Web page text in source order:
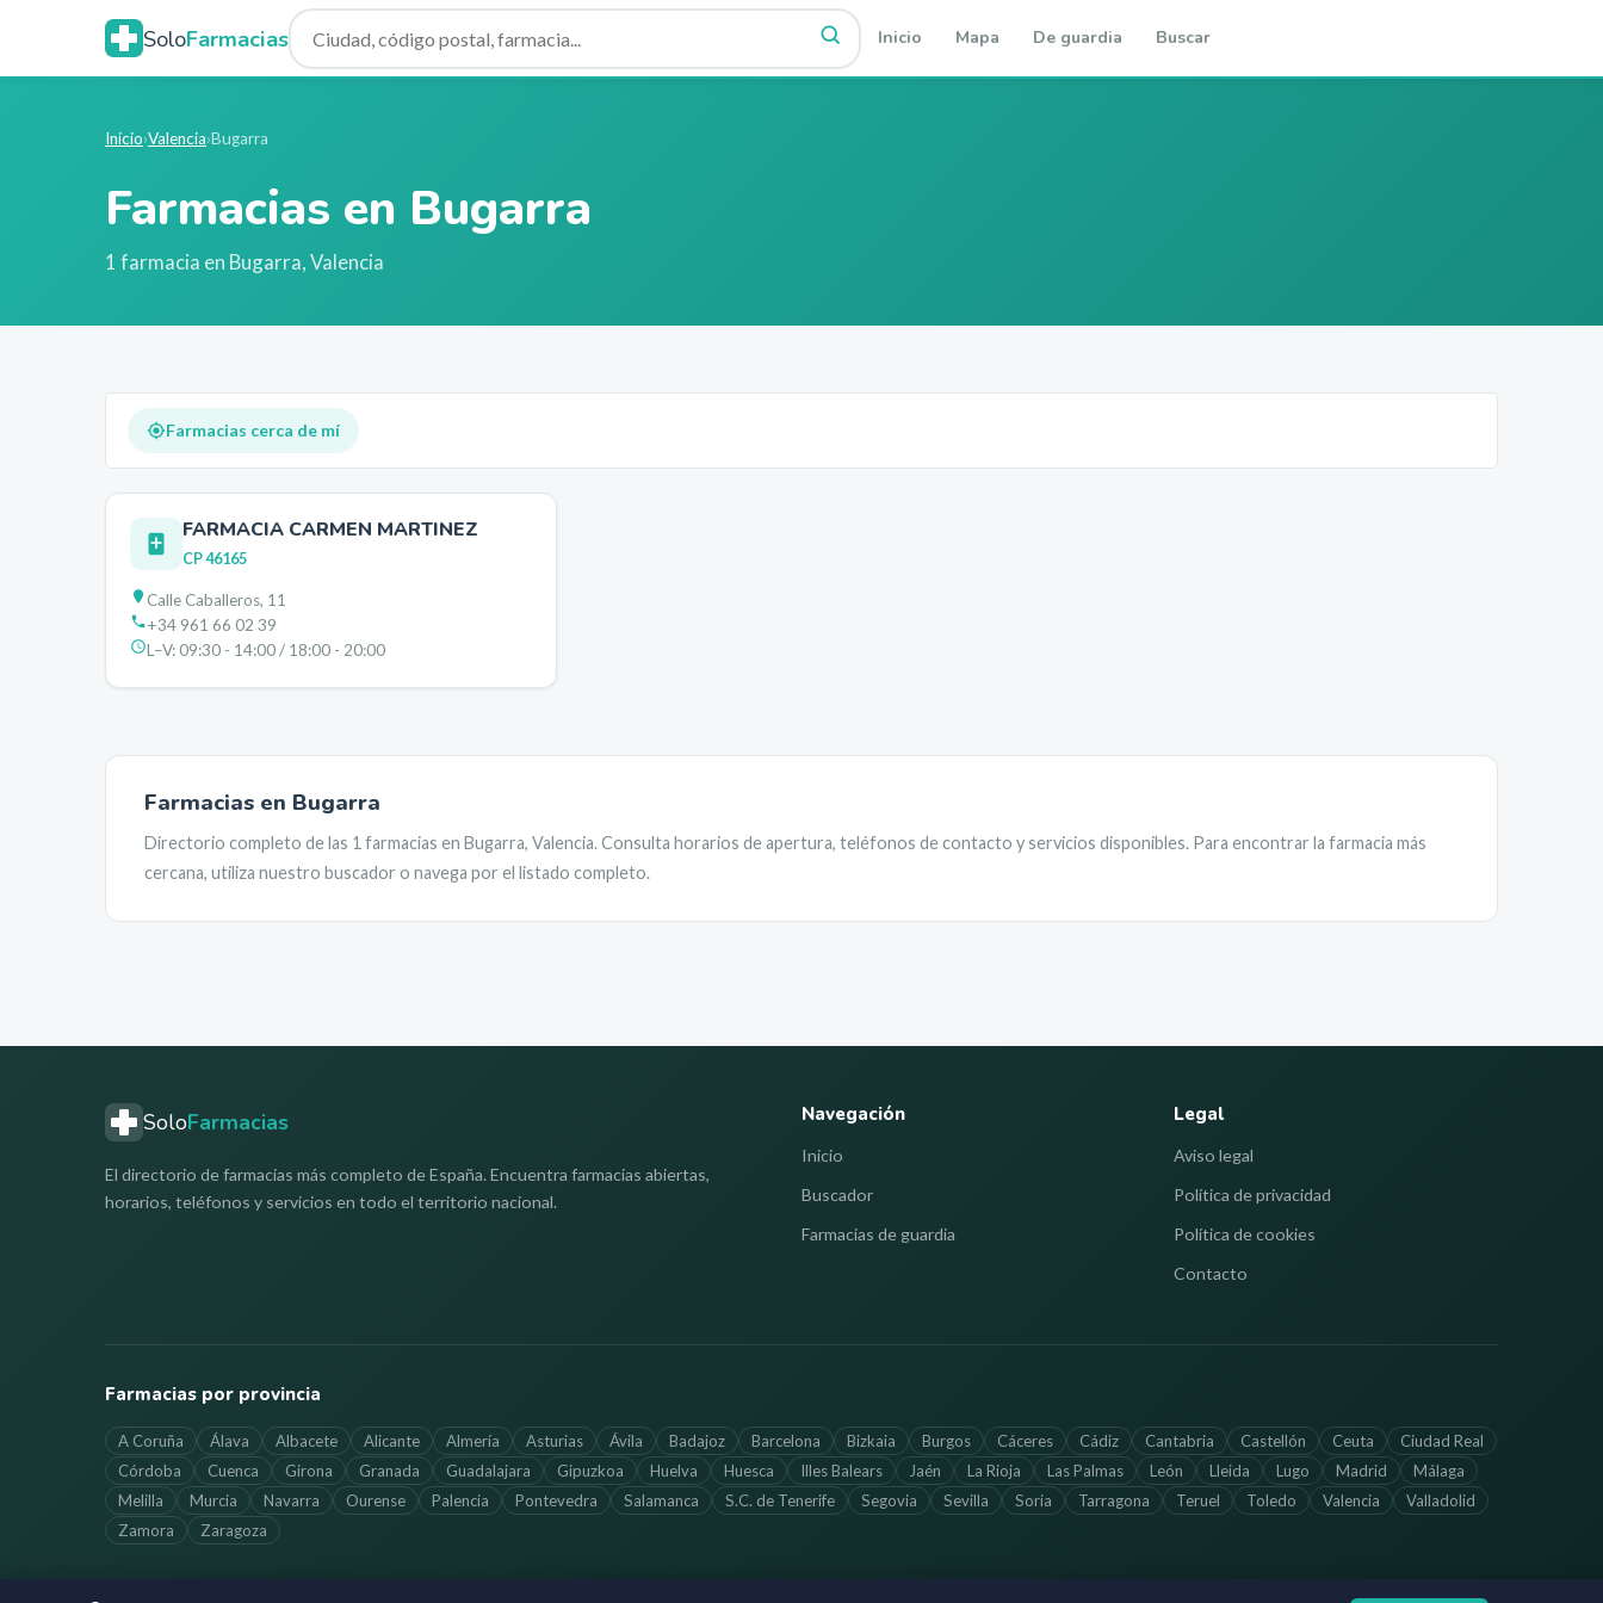
SoloFarmacias Inicio Mapa De guardia Buscar
Inicio›Valencia›Bugarra
Farmacias en Bugarra
1 farmacia en Bugarra,Valencia
Farmacias cerca de mí
FARMACIA CARMEN MARTINEZ
CP46165
Calle Caballeros, 11
+34 961 66 02 39
L–V:09:30 - 14:00 / 18:00 - 20:00
Farmacias en Bugarra
Directorio completo de las 1 farmacias en Bugarra, Valencia. Consulta horarios de apertura, teléfonos de contacto y servicios disponibles. Para encontrar la farmacia más
cercana, utiliza nuestro buscador o navega por el listado completo.
SoloFarmacias
El directorio de farmacias más completo de España. Encuentra farmacias abiertas,
horarios, teléfonos y servicios en todo el territorio nacional.
Navegación
Inicio
Buscador
Farmacias de guardia
Legal
Aviso legal
Política de privacidad
Política de cookies
Contacto
Farmacias por provincia
A Coruña Álava Albacete Alicante Almería Asturias Ávila Badajoz Barcelona Bizkaia Burgos Cáceres Cádiz Cantabria Castellón Ceuta
Ciudad Real
Córdoba
Cuenca Girona Granada Guadalajara Gipuzkoa Huelva Huesca Illes Balears Jaén La Rioja Las Palmas León Lleida Lugo Madrid
Málaga
Melilla
Murcia Navarra Ourense Palencia Pontevedra Salamanca S.C. de Tenerife Segovia Sevilla Soria Tarragona Teruel Toledo Valencia
Valladolid
Zamora
Zaragoza